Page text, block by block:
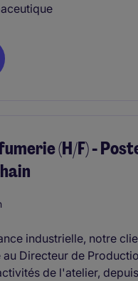
(H/F) -
industrielle, notre
Directeur de
de l'atelier,